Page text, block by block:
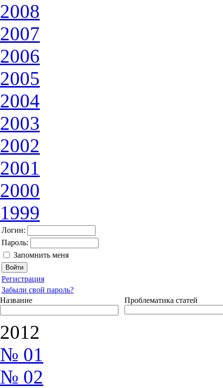
2008
2007
2006
2005
2004
2003
2002
2001
2000
1999
Логин:
Пароль:
Запомнить меня
Регистрация
Забыли свой пароль?
Название
Проблематика статей
2012
№ 01
№ 02